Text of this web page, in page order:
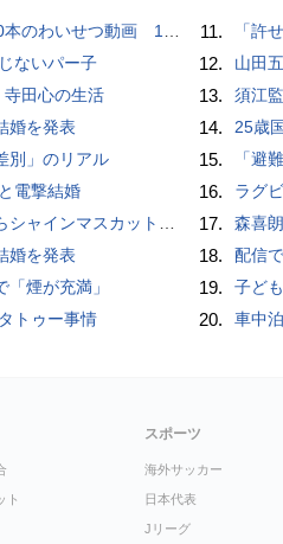
性的暴行か 54歳男を再逮捕 「薬もありますよ」とSNSで誘い出し
ないパー子
田心の生活
婚を発表
別」のリアル
電撃結婚
だ疑い ネットで販売か 無職の男（42）逮捕 岡山県警
婚を発表
煙が充満」
トゥー事情
11. 「許
12. 山田
13. 須江
14. 25歳
15. 「避
16. ラグ
17. 森喜
18. 配信
19. 子ど
20. 車中
ト
スポーツ
海外サッカー
日本代表
Jリーグ